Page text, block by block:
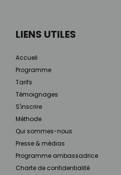
LIENS UTILES
Accueil
Programme
Tarifs
Témoignages
S'inscrire
Méthode
Qui sommes-nous
Presse & médias
Programme ambassadrice
Charte de confidentialité